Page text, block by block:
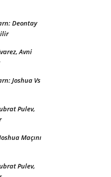
Deontay
Avni
Joshua Vs
Pulev,
Maçını
Pulev,